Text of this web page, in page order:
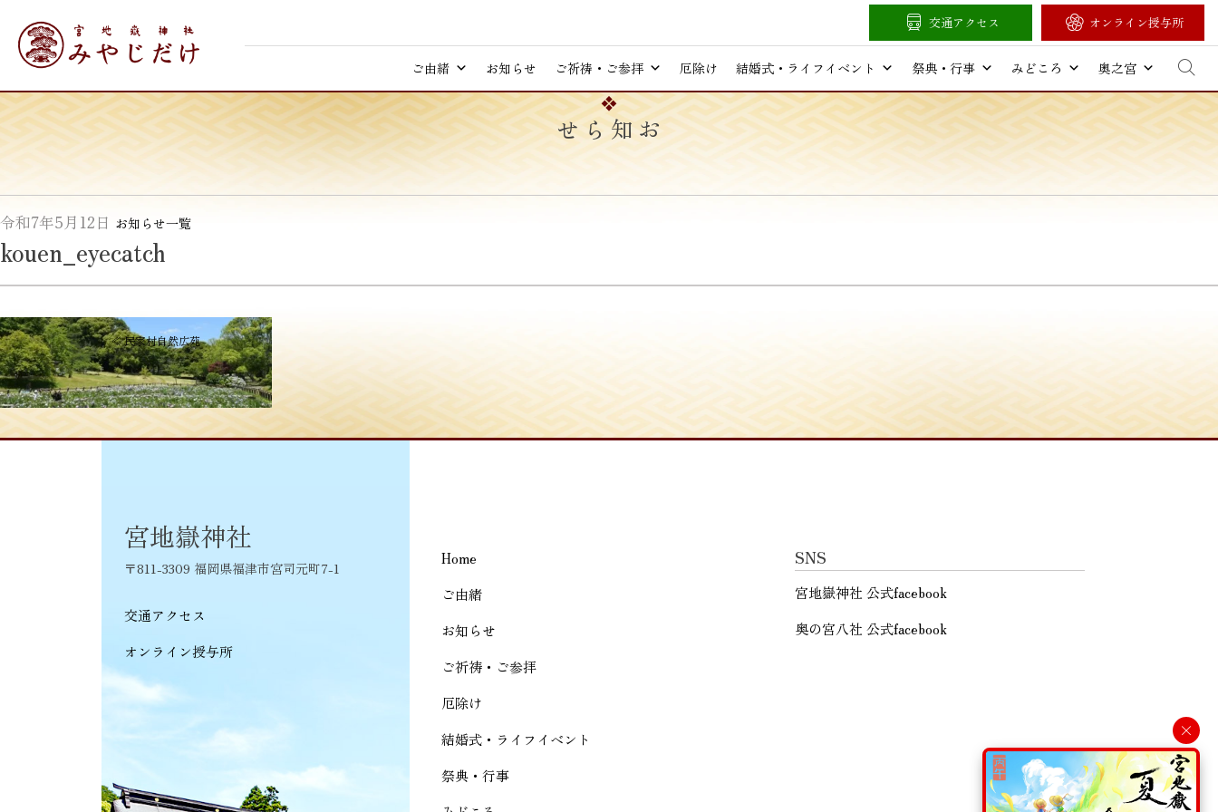
content
ご由緒 お知らせ ご祈祷・ご参拝 厄除け 結婚式・ライフイベント 祭典・行事 みどころ 奥之宮
交通アクセス オンライン授与所
お知らせ
令和7年5月12日 お知らせ一覧
kouen_eyecatch
投
稿
ナ
ビ
シ
ョ
ン
≪民家村自然広苑
Home
ご由緒
お知らせ
ご祈祷・ご参拝
厄除け
結婚式・ライフイベント
祭典・行事
SNS
宮地嶽神社 公式facebook
奥の宮八社 公式facebook
宮地嶽神社
〒811-3309 福岡県福津市宮司元町7-1
交通アクセス
オンライン授与所
×